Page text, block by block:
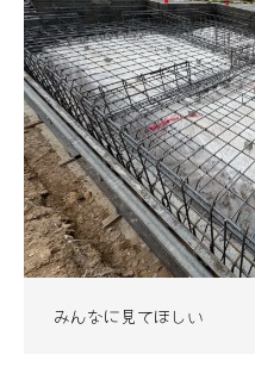
みんなに見てほしい